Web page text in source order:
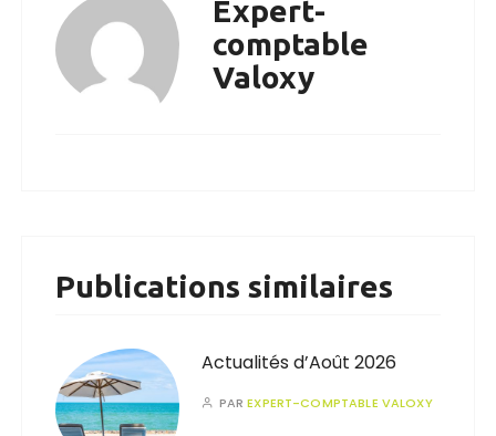
Expert-
comptable
Valoxy
Publications similaires
Actualités d’Août 2026
PAREXPERT-COMPTABLE VALOXY